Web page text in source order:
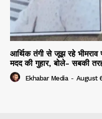
आर्थिक तंगी से जूझ रहे भीमराव
मदद की गुहार, बोले- सबकी
Ekhabar Media - August